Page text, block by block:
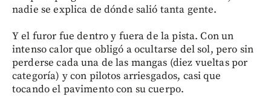
nadie se explica de dónde salió tanta gente.
Y el furor fue dentro y fuera de la pista. Con un
intenso calor que obligó a ocultarse del sol, pero sin
perderse cada una de las mangas (diez vueltas por
categoría) y con pilotos arriesgados, casi que
tocando el pavimento con su cuerpo.